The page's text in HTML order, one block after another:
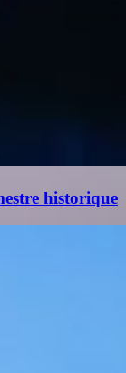
historique